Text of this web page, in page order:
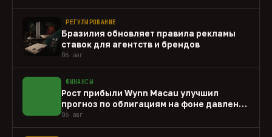
РЕГУЛИРОВАНИЕ
Бразилия обновляет правила рекламы
ставок для агентств и брендов
06 авг
ФИНАНСЫ
Рост прибыли Wynn Macau улучшил
прогноз по облигациям на фоне давления
capex
06 авг